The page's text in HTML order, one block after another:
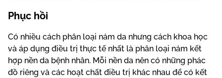
Phục hồi
Có nhiều cách phân loại nám da nhưng cách khoa học
và áp dụng điều trị thực tế nhất là phân loại nám kết
hợp nền da bệnh nhân. Mỗi nền da nên có những phác
đồ riêng và các hoạt chất điều trị khác nhau để có kết